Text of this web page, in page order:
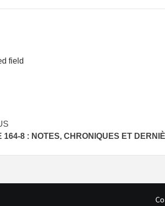
field
164-8 : NOTES, CHRONIQUES ET